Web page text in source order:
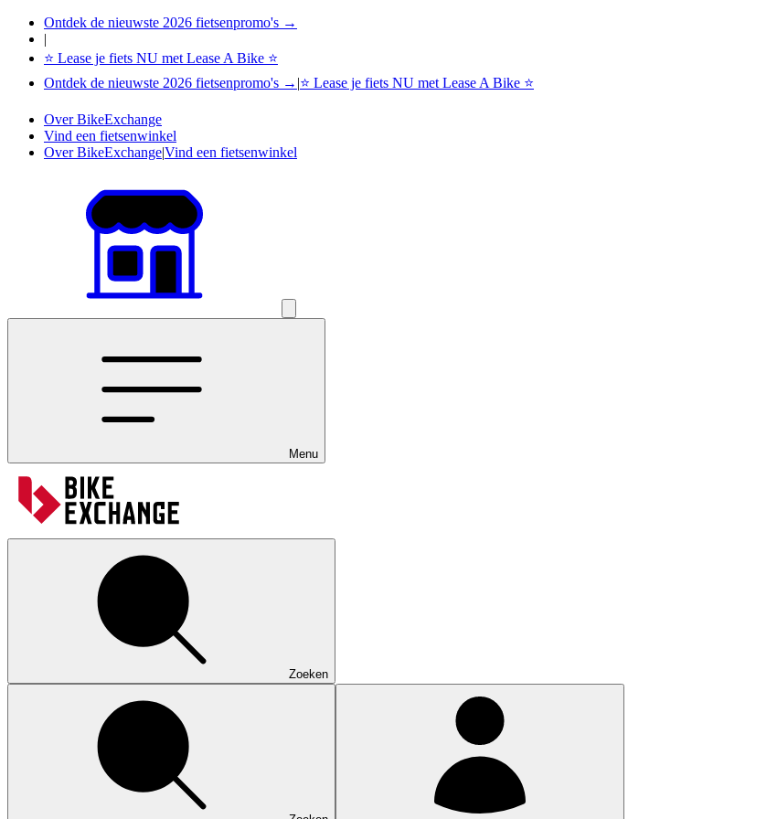
Ontdek de nieuwste 2026 fietsenpromo's →
|
⭐ Lease je fiets NU met Lease A Bike ⭐
Ontdek de nieuwste 2026 fietsenpromo's → |⭐ Lease je fiets NU met Lease A Bike ⭐
Over BikeExchange
Vind een fietsenwinkel
Over BikeExchange|Vind een fietsenwinkel
Menu
Zoeken